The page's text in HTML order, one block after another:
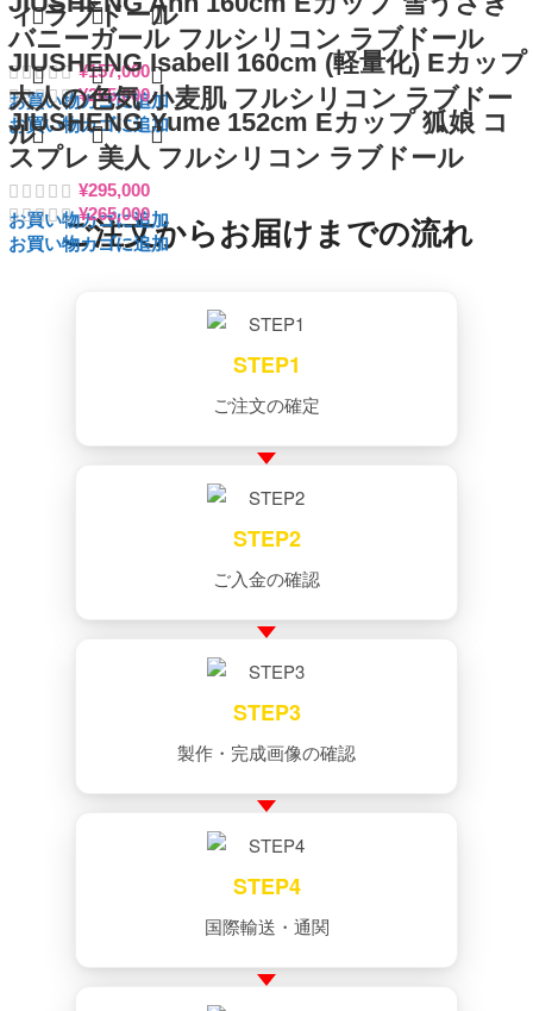
ィ ラブドール
¥157,000
お買い物カゴに追加
バニーガール フルシリコン ラブドール
¥265,000
お買い物カゴに追加
JIUSHENG Isabell 160cm (軽量化) Eカップ
大人の色気 小麦肌 フルシリコン ラブドー
ル
¥295,000
お買い物カゴに追加
JIUSHENG Yume 152cm Eカップ 狐娘 コ
スプレ 美人 フルシリコン ラブドール
¥265,000
お買い物カゴに追加
ご注文からお届けまでの流れ
STEP1
ご注文の確定
STEP2
ご入金の確認
STEP3
製作・完成画像の確認
STEP4
国際輸送・通関